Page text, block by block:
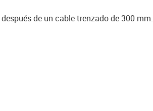
de un cable trenzado de 300 mm.